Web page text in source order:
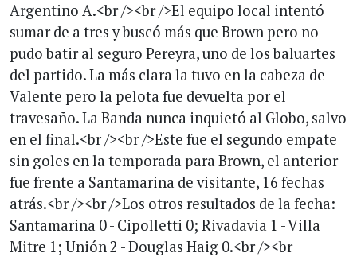
Argentino A.<br /><br />El equipo local intentó
sumar de a tres y buscó más que Brown pero no
pudo batir al seguro Pereyra, uno de los baluartes
del partido. La más clara la tuvo en la cabeza de
Valente pero la pelota fue devuelta por el
travesaño. La Banda nunca inquietó al Globo, salvo
en el final.<br /><br />Este fue el segundo empate
sin goles en la temporada para Brown, el anterior
fue frente a Santamarina de visitante, 16 fechas
atrás.<br /><br />Los otros resultados de la fecha:
Santamarina 0 - Cipolletti 0; Rivadavia 1 - Villa
Mitre 1; Unión 2 - Douglas Haig 0.<br /><br